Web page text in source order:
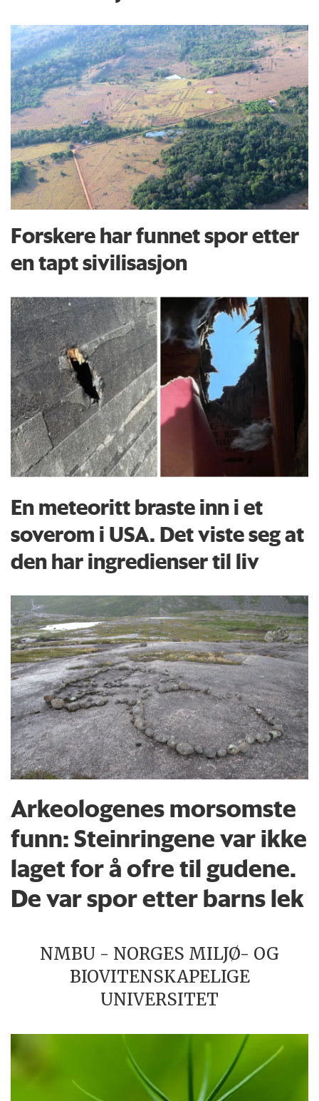
Forskere har funnet spor etter
en tapt sivilisasjon
En meteoritt braste inn i et
soverom i USA. Det viste seg at
den har ingredienser til liv
Arkeologenes morsomste
funn: Steinringene var ikke
laget for å ofre til gudene.
De var spor etter barns lek
NMBU - NORGES MILJØ- OG
BIOVITENSKAPELIGE
UNIVERSITET